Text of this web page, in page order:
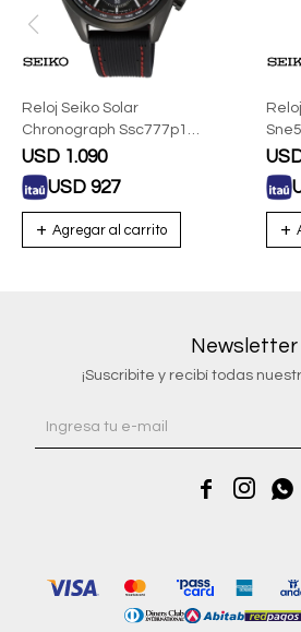
Reloj Seiko Solar
Chronograph Ssc777p1
Para Hombre Con Correa
De Silicona
USD 1.090
USD 927
Newsletter
¡Suscribite y recibí todas
  